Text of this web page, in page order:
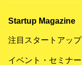
Startup Magazine
注目スタートアップ
イベント・セミナー